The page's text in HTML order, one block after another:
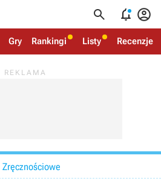
  
Gry Rankingi Listy Recenzje
Zręcznościowe